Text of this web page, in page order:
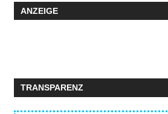
ANZEIGE
TRANSPARENZ